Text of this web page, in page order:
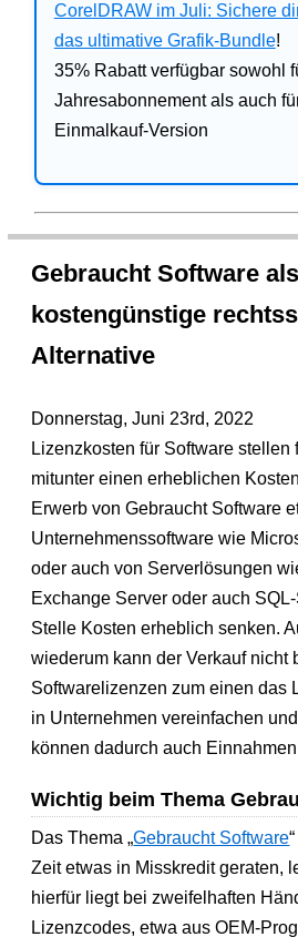
CorelDRAW im Juli: Sichere
das ultimative Grafik-Bundle!
35% Rabatt verfügbar sowohl
Jahresabonnement als auch
Einmalkauf-Version
Gebraucht Software als
kostengünstige
Alternative
Donnerstag, Juni 23rd, 2022
Lizenzkosten für Software stellen
mitunter einen erheblichen
Erwerb von Gebraucht Software
Unternehmenssoftware wie
oder auch von Serverlösungen
Exchange Server oder auch
Stelle Kosten erheblich senken.
wiederum kann der Verkauf nicht
Softwarelizenzen zum einen das
in Unternehmen vereinfachen
können dadurch auch
Wichtig beim Thema
Das Thema „Gebraucht Software
Zeit etwas in Misskredit geraten,
hierfür liegt bei zweifelhaften
Lizenzcodes, etwa aus OEM-